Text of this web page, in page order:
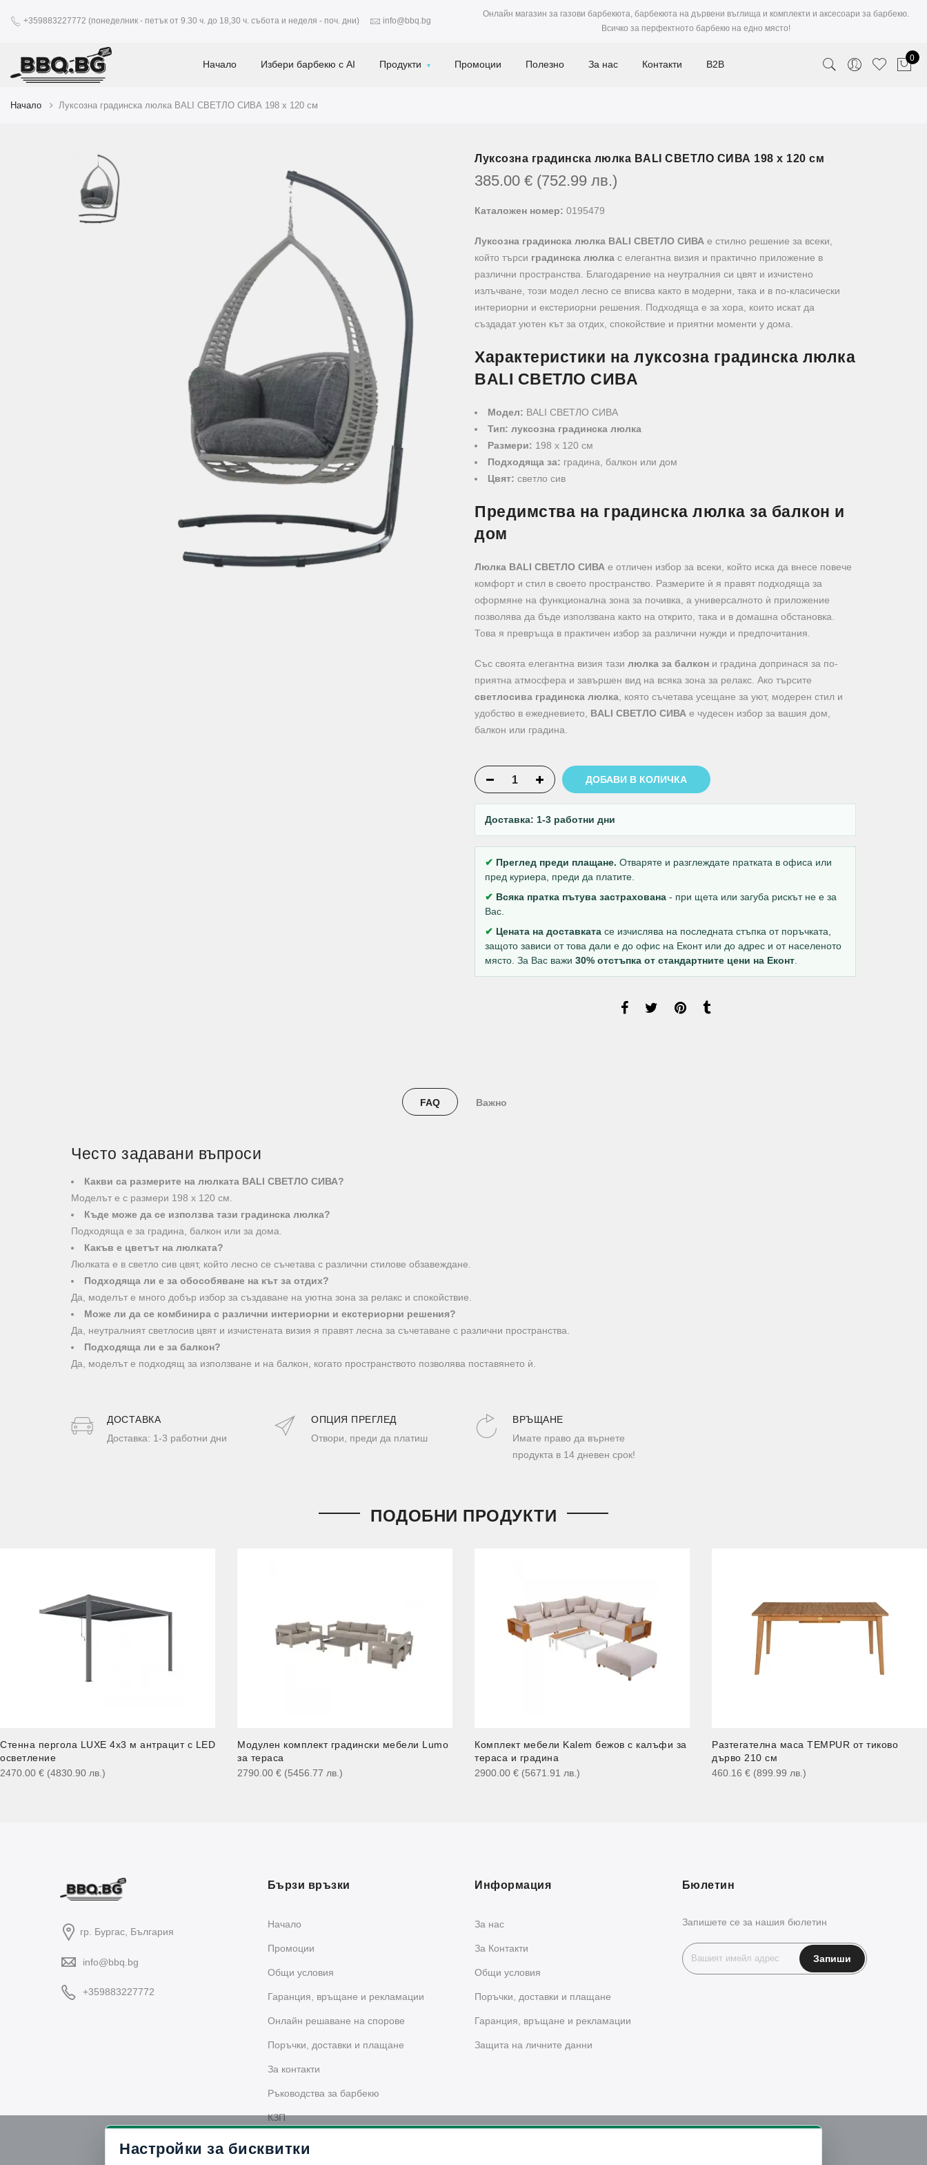
+359883227772 (понеделник - петък от 9.30 ч. до 18,30 ч. събота и неделя - поч. дни) info@bbq.bg
Онлайн магазин за газови барбекюта, барбекюта на дървени въглища и комплекти и аксесоари за барбекю.
Всичко за перфектното барбекю на едно място!
Начало Избери барбекю с AI Продукти Промоции Полезно За нас Контакти B2B
0
Начало Луксозна градинска люлка BALI СВЕТЛО СИВА 198 х 120 см
Луксозна градинска люлка BALI СВЕТЛО СИВА 198 х 120 см
385.00 € (752.99 лв.)
Каталожен номер: 0195479
Луксозна градинска люлка BALI СВЕТЛО СИВА е стилно решение за всеки,
който търси градинска люлка с елегантна визия и практично приложение в
различни пространства. Благодарение на неутралния си цвят и изчистено
излъчване, този модел лесно се вписва както в модерни, така и в по-класически
интериорни и екстериорни решения. Подходяща е за хора, които искат да
създадат уютен кът за отдих, спокойствие и приятни моменти у дома.
Характеристики на луксозна градинска люлка
BALI СВЕТЛО СИВА
Модел: BALI СВЕТЛО СИВА
Тип: луксозна градинска люлка
Размери: 198 х 120 см
Подходяща за: градина, балкон или дом
Цвят: светло сив
Предимства на градинска люлка за балкон и
дом
Люлка BALI СВЕТЛО СИВА е отличен избор за всеки, който иска да внесе повече
комфорт и стил в своето пространство. Размерите ѝ я правят подходяща за
оформяне на функционална зона за почивка, а универсалното ѝ приложение
позволява да бъде използвана както на открито, така и в домашна обстановка.
Това я превръща в практичен избор за различни нужди и предпочитания.
Със своята елегантна визия тази люлка за балкон и градина допринася за по-
приятна атмосфера и завършен вид на всяка зона за релакс. Ако търсите
светлосива градинска люлка , която съчетава усещане за уют, модерен стил и
удобство в ежедневието, BALI СВЕТЛО СИВА е чудесен избор за вашия дом,
балкон или градина.
ДОБАВИ В КОЛИЧКА
Доставка: 1-3 работни дни
✔ Преглед преди плащане. Отваряте и разглеждате пратката в офиса или
пред куриера, преди да платите.
✔ Всяка пратка пътува застрахована - при щета или загуба рискът не е за
Вас.
✔ Цената на доставката се изчислява на последната стъпка от поръчката,
защото зависи от това дали е до офис на Еконт или до адрес и от населеното
място. За Вас важи 30% отстъпка от стандартните цени на Еконт
FAQ Важно
Често задавани въпроси
Какви са размерите на люлката BALI СВЕТЛО СИВА?
Моделът е с размери 198 х 120 см.
Къде може да се използва тази градинска люлка?
Подходяща е за градина, балкон или за дома.
Какъв е цветът на люлката?
Люлката е в светло сив цвят, който лесно се съчетава с различни стилове обзавеждане.
Подходяща ли е за обособяване на кът за отдих?
Да, моделът е много добър избор за създаване на уютна зона за релакс и спокойствие.
Може ли да се комбинира с различни интериорни и екстериорни решения?
Да, неутралният светлосив цвят и изчистената визия я правят лесна за съчетаване с различни пространства.
Подходяща ли е за балкон?
Да, моделът е подходящ за използване и на балкон, когато пространството позволява поставянето ѝ.
ДОСТАВКA
Доставка: 1-3 работни дни
ОПЦИЯ ПРЕГЛЕД
Отвори, преди да платиш
ВРЪЩАНЕ
Имате право да върнете
продукта в 14 дневен срок!
ПОДОБНИ ПРОДУКТИ
Стенна пергола LUXE 4x3 м антрацит с LED
осветление
2470.00 € (4830.90 лв. )
Модулен комплект градински мебели Lumo
за тераса
2790.00 € (5456.77 лв. )
Комплект мебели Kalem бежов с калъфи за
тераса и градина
2900.00 € (5671.91 лв. )
Разтегателна маса TEMPUR от тиково
дърво 210 см
460.16 € (899.99 лв. )
гр. Бургас, България
info@bbq.bg
+359883227772
Бързи връзки
Начало
Промоции
Общи условия
Гаранция, връщане и рекламации
Oнлайн решаване на спорове
Поръчки, доставки и плащане
За контакти
Ръководства за барбекю
КЗП
Информация
За нас
За Контакти
Общи условия
Поръчки, доставки и плащане
Гаранция, връщане и рекламации
Защита на личните данни
Бюлетин
Запишете се за нашия бюлетин
Настройки за бисквитки